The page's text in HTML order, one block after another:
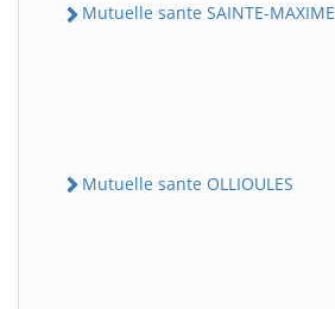
Mutuelle sante SAINTE-MAXIME
Mutuelle sante OLLIOULES